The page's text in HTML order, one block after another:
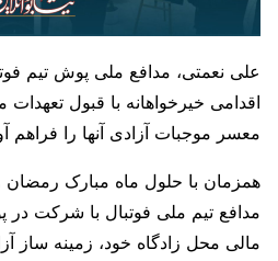
علی نعمتی، مدافع ملی پوش تیم
اقدامی خیرخواهانه با قبول تعهدات
معسر موجبات آزادی آنها را فراهم
همزمان با حلول ماه مبارک رمضان
مدافع تیم ملی فوتبال با شرکت در